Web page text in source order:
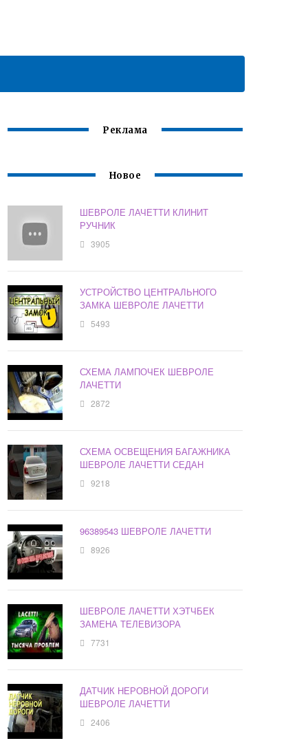
Реклама
Новое
ШЕВРОЛЕ ЛАЧЕТТИ КЛИНИТ
РУЧНИК
3905
УСТРОЙСТВО ЦЕНТРАЛЬНОГО
ЗАМКА ШЕВРОЛЕ ЛАЧЕТТИ
5493
СХЕМА ЛАМПОЧЕК ШЕВРОЛЕ
ЛАЧЕТТИ
2872
СХЕМА ОСВЕЩЕНИЯ БАГАЖНИКА
ШЕВРОЛЕ ЛАЧЕТТИ СЕДАН
9218
96389543 ШЕВРОЛЕ ЛАЧЕТТИ
8926
ШЕВРОЛЕ ЛАЧЕТТИ ХЭТЧБЕК
ЗАМЕНА ТЕЛЕВИЗОРА
7731
ДАТЧИК НЕРОВНОЙ ДОРОГИ
ШЕВРОЛЕ ЛАЧЕТТИ
2406